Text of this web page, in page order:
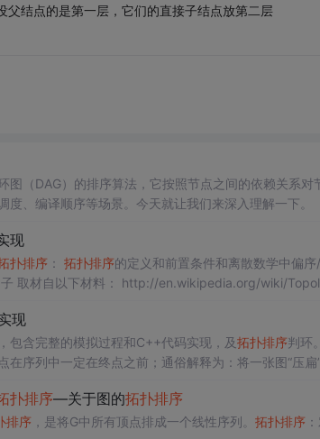
父结点的是第一层，它们的直接子结点放第二层
图（DAG）的排序算法，它按照节点之间的依赖关系
度、编译顺序等场景。今天就让我们来深入理解一下。
现
扑排序 ： 拓扑排序的定义和前置条件和离散数学中偏序/全序概念
现
包含完整的模拟过程和C++代码实现，及拓扑排序判环
在序列中一定在终点之前；通俗解释为：将一张图“压
扑排序—关于图的拓扑排序
排序 ，是将G中所有顶点排成一个线性序列。 拓扑排序